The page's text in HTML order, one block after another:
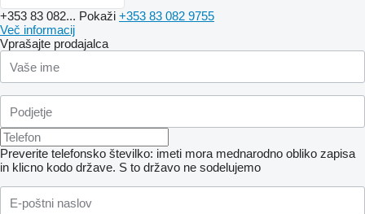
+353 83 082... Pokaži +353 83 082 9755
Več informacij
Vprašajte prodajalca
Preverite telefonsko številko: imeti mora mednarodno obliko zapisa
in klicno kodo države. S to državo ne sodelujemo